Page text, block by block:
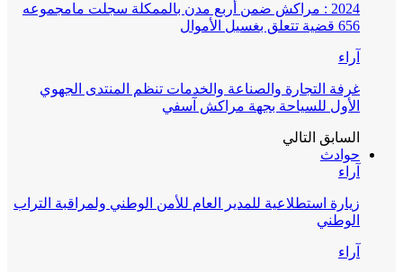
2024 : مراكش ضمن أربع مدن بالممكلة سجلت مامجموعه
656 قضية تتعلق بغسيل الأموال
آراء
غرفة التجارة والصناعة والخدمات تنظم المنتدى الجهوي
الأول للسياحة بجهة مراكش آسفي
السابق التالي
حوادث
آراء
زيارة استطلاعية للمدير العام للأمن الوطني ولمراقبة التراب
الوطني
آراء